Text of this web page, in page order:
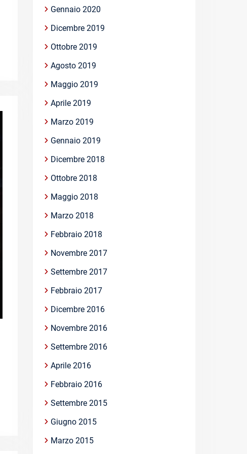
Gennaio 2020
Dicembre 2019
Ottobre 2019
Agosto 2019
Maggio 2019
Aprile 2019
Marzo 2019
Gennaio 2019
Dicembre 2018
Ottobre 2018
Maggio 2018
Marzo 2018
Febbraio 2018
Novembre 2017
Settembre 2017
Febbraio 2017
Dicembre 2016
Novembre 2016
Settembre 2016
Aprile 2016
Febbraio 2016
Settembre 2015
Giugno 2015
Marzo 2015